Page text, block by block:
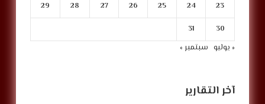
23
24
25
26
27
28
29
30
31
« يوليو سبتمبر »
آخر التقارير